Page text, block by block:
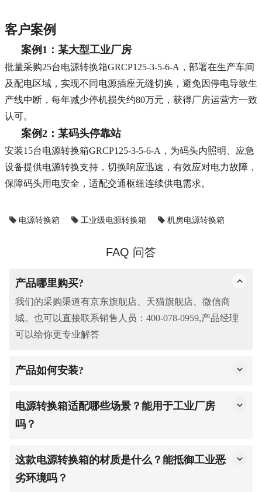
客户案例
案例1：某大型工业厂房
批量采购25台电源转换箱GRCP125-3-5-6-A，部署在生产车间
及配电区域，实现不同电源插座无缝切换，避免因停电导致生
产线中断，每年减少停机损失约80万元，获得厂房运营方一致
认可。
案例2：某码头停靠站
安装15台电源转换箱GRCP125-3-5-6-A，为码头内照明、应急
设备提供电源转换支持，切换响应迅速，有效应对电力故障，
保障码头用电安全，适配交通枢纽连续供电需求。
电源转换箱 工业级电源转换箱 机房电源转换箱
FAQ 问答
产品哪里购买?
我们的采购渠道有京东旗舰店、天猫旗舰店、微信商
城。也可以直接联系销售人员：400-078-0959,产品经理
可以给你更专业解答
产品如何安装?
索取），确认齐全；勘察点位，远离积水、靠近水电接
口，保证地面平整承重达标。
户外建议预埋固定件，检查无晃动。
（专业电工操作，规范接地）。
电源转换箱适配哪些场景？能用于工业厂房
吗？
可广泛用于各类对电力连续性要求高的场所，完美满足
工业生产、机房运行等核心供电转换需求。
这款电源转换箱的材质是什么？能抵御工业恶
劣环境吗？